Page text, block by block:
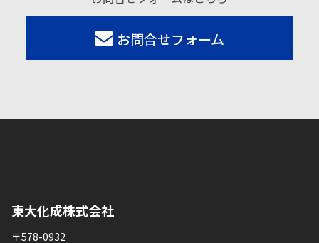
お問合せフォーム
東大化成株式会社
〒578-0932